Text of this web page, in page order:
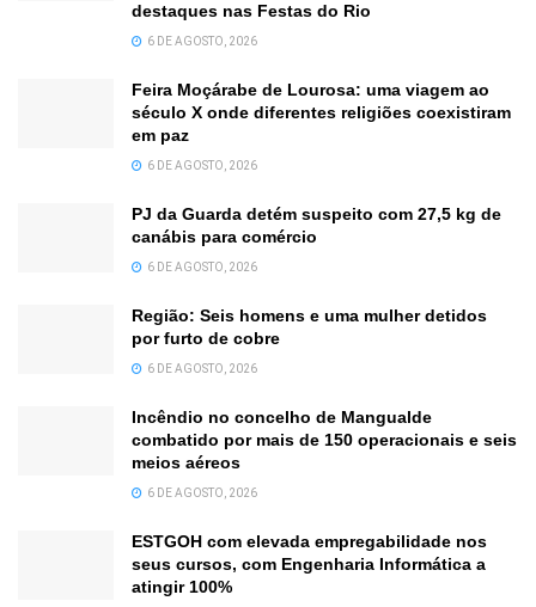
destaques nas Festas do Rio
6 DE AGOSTO, 2026
Feira Moçárabe de Lourosa: uma viagem ao
século X onde diferentes religiões coexistiram
em paz
6 DE AGOSTO, 2026
PJ da Guarda detém suspeito com 27,5 kg de
canábis para comércio
6 DE AGOSTO, 2026
Região: Seis homens e uma mulher detidos
por furto de cobre
6 DE AGOSTO, 2026
Incêndio no concelho de Mangualde
combatido por mais de 150 operacionais e seis
meios aéreos
6 DE AGOSTO, 2026
ESTGOH com elevada empregabilidade nos
seus cursos, com Engenharia Informática a
atingir 100%